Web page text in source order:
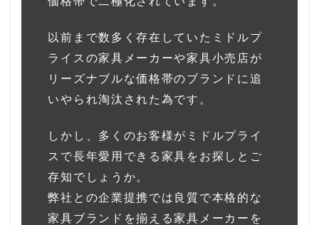
以前まで数多く存在していたミドルプ
ライスの家具メーカーや家具小売店が
リーズナブルな価格帯のブランドに追
いやられ淘汰された為です。
しかし、多くのお客様がミドルプライ
スで長年愛用できる家具をお探しとご
存知でしょうか。
弊社との企業提携では良質で本格的な
家具ブランドを揃える家具メーカーを